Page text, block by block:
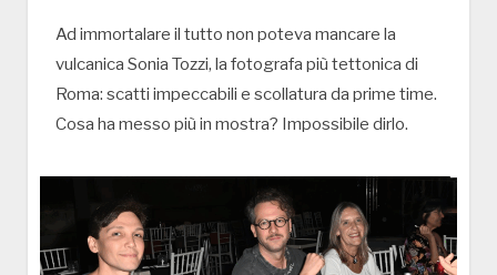
Ad immortalare il tutto non poteva mancare la
vulcanica Sonia Tozzi, la fotografa più tettonica di
Roma: scatti impeccabili e scollatura da prime time.
Cosa ha messo più in mostra? Impossibile dirlo.